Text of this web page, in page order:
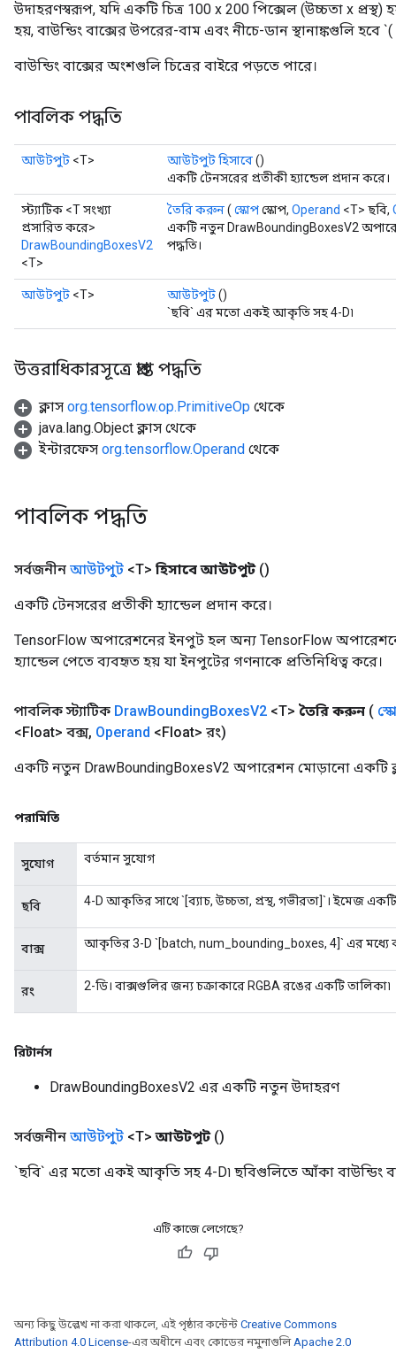
উদাহরণস্বরূপ, যদি একটি চিত্র 100 x 200 পিক্সেল (উচ্চতা x প্রস্থ)
হয়, বাউন্ডিং বাক্সের উপরের-বাম এবং নীচে-ডান স্থানাঙ্কগুলি হবে
বাউন্ডিং বাক্সের অংশগুলি চিত্রের বাইরে পড়তে পারে।
পাবলিক পদ্ধতি
আউটপুট <T> আউটপুট হিসাবে()
একটি টেনসরের প্রতীকী হ্যান্ডেল প্রদান করে।
স্ট্যাটিক <T সংখ্যা
প্রসারিত করে>
DrawBoundingBoxesV2
<T>
তৈরি করুন( স্কোপস্কোপ, Operand <T> ছবি,
একটি নতুন DrawBoundingBoxesV2
পদ্ধতি।
আউটপুট <T> আউটপুট()
`ছবি` এর মতো একই আকৃতি সহ 4-D৷
উত্তরাধিকারসূত্রে প্রাপ্ত পদ্ধতি
ক্লাস org.tensorflow.op.PrimitiveOp থেকে
java.lang.Object ক্লাস থেকে
ইন্টারফেস org.tensorflow.Operand থেকে
পাবলিক পদ্ধতি
সর্বজনীন আউটপুট <T> হিসাবে আউটপুট ()
একটি টেনসরের প্রতীকী হ্যান্ডেল প্রদান করে।
TensorFlow অপারেশনের ইনপুট হল অন্য TensorFlow
হ্যান্ডেল পেতে ব্যবহৃত হয় যা ইনপুটের গণনাকে প্রতিনিধিত্ব করে।
পাবলিক স্ট্যাটিক DrawBoundingBoxesV2 <T> তৈরি করুন (
<Float> বক্স, Operand <Float> রং)
একটি নতুন DrawBoundingBoxesV2 অপারেশন মোড়ানো একটি
পরামিতি
সুযোগ বর্তমান সুযোগ
ছবি 4-D আকৃতির সাথে `[ব্যাচ, উচ্চতা, প্রস্থ, গভীরতা]`। ইমেজ একটি
বাক্স আকৃতির 3-D `[batch, num_bounding_boxes, 4]` এর মধ্যে
রং 2-ডি। বাক্সগুলির জন্য চক্রাকারে RGBA রঙের একটি তালিকা৷
রিটার্নস
DrawBoundingBoxesV2 এর একটি নতুন উদাহরণ
সর্বজনীন আউটপুট <T> আউটপুট ()
`ছবি` এর মতো একই আকৃতি সহ 4-D৷ ছবিগুলিতে আঁকা বাউন্ডিং
এটি কাজে লেগেছে?
অন্য কিছু উল্লেখ না করা থাকলে, এই পৃষ্ঠার কন্টেন্ট Creative Commons
Attribution 4.0 License-এর অধীনে এবং কোডের নমুনাগুলিApache 2.0